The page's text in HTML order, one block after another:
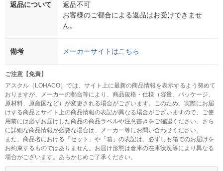
返品について
返品不可
お客様のご都合による返品はお受けできませ
ん。
備考 メーカーサイトはこちら
ご注意【免責】
アスクル（LOHACO）では、サイト上に最新の商品情報を表示するよう努めて
おりますが、メーカーの都合等により、商品規格・仕様（容量、パッケージ、
原材料、原産国など）が変更される場合がございます。このため、実際にお届
けする商品とサイト上の商品情報の表記が異なる場合がございますので、ご使
用前には必ずお届けした商品の商品ラベルや注意書きをご確認ください。さら
に詳細な商品情報が必要な場合は、メーカー等にお問い合わせください。
また、商品名における「セット」や「箱」の表記は、必ずしも箱でのお届けを
お約束するものではありません。お届け形態は倉庫の在庫状況等により異なる
場合がございます。あらかじめご了承ください。